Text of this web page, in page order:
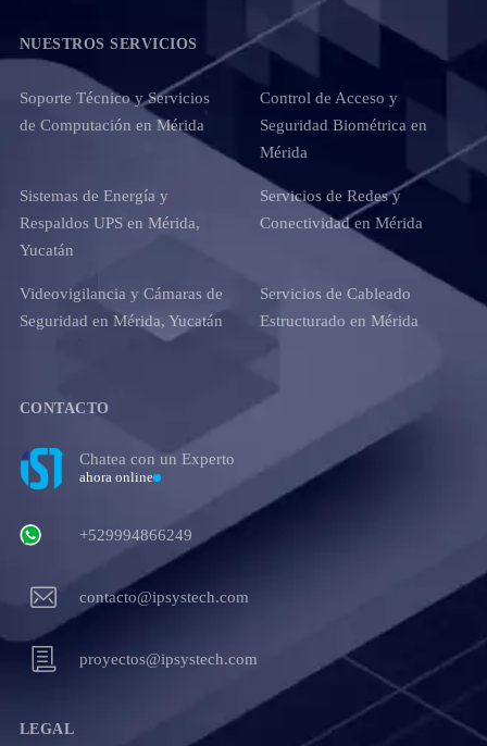
NUESTROS SERVICIOS
Soporte Técnico y Servicios
de Computación en Mérida
Control de Acceso y
Seguridad Biométrica en
Mérida
Sistemas de Energía y
Respaldos UPS en Mérida,
Yucatán
Servicios de Redes y
Conectividad en Mérida
Videovigilancia y Cámaras de
Seguridad en Mérida, Yucatán
Servicios de Cableado
Estructurado en Mérida
CONTACTO
Chatea con un Experto
ahora online
+529994866249
contacto@ipsystech.com
proyectos@ipsystech.com
LEGAL